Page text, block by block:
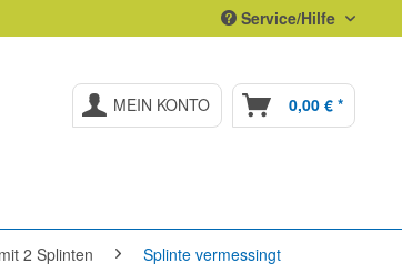
Service/Hilfe
MEIN KONTO 0,00 € *
2 Splinten Splinte vermessingt